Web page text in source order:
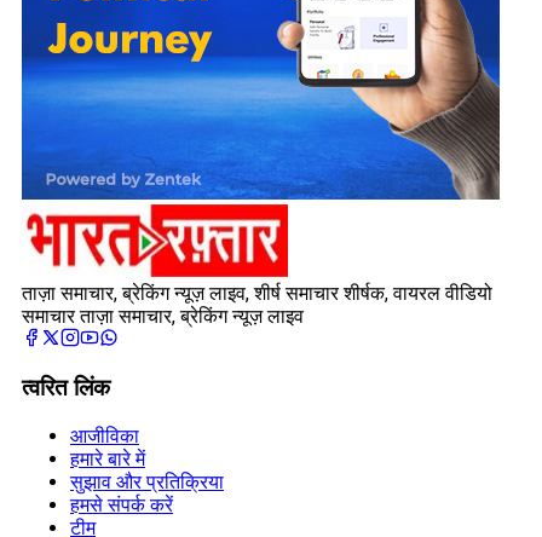
ताज़ा समाचार, ब्रेकिंग न्यूज़ लाइव, शीर्ष समाचार शीर्षक, वायरल वीडियो
समाचार ताज़ा समाचार, ब्रेकिंग न्यूज़ लाइव
त्वरित लिंक
आजीविका
हमारे बारे में
सुझाव और प्रतिक्रिया
हमसे संपर्क करें
टीम